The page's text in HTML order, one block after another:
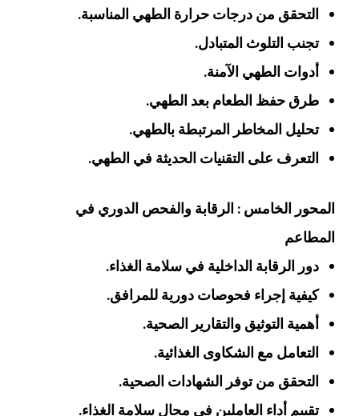
التحقق من درجات حرارة الطهي المناسبة.
تجنب التلوث المتبادل.
أدوات الطهي الآمنة.
طرق حفظ الطعام بعد الطهي.
تحليل المخاطر المرتبطة بالطهي.
التعرف على التقنيات الحديثة في الطهي.
المحور الخامس : الرقابة والفحص الدوري في
المطاعم
دور الرقابة الداخلية في سلامة الغذاء.
كيفية إجراء فحوصات دورية للمرافق.
أهمية التوثيق والتقارير الصحية.
التعامل مع الشكاوى الغذائية.
التحقق من توفر الشهادات الصحية.
تقييم أداء العاملين في مجال سلامة الغذاء.